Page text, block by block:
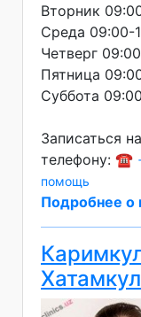
Вторник
Среда 09:00-
Четверг
Пятница
Суббота
Записаться
телефону: ☎️
помощь
Подробнее о